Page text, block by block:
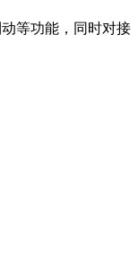
等功能，同时对接